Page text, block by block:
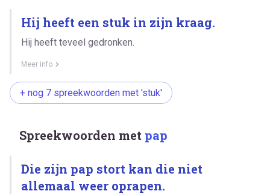
Hij heeft een stuk in zijn kraag.
Hij heeft teveel gedronken.
Meer info
+ nog 7 spreekwoorden met 'stuk'
Spreekwoorden met pap
Die zijn pap stort kan die niet
allemaal weer oprapen.